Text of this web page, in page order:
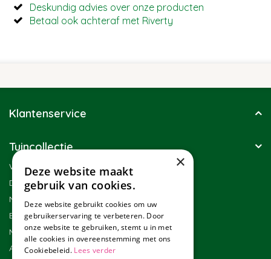
Deskundig advies over onze producten
Betaal ook achteraf met Riverty
Klantenservice
Tuincollectie
Winkel
Duurzaamheid
Nieuwsbrief
Blog
Merken
Assortiment
×
Deze website maakt
gebruik van cookies.
Deze website gebruikt cookies om uw
gebruikerservaring te verbeteren. Door
onze website te gebruiken, stemt u in met
alle cookies in overeenstemming met ons
Cookiebeleid. Lees verder